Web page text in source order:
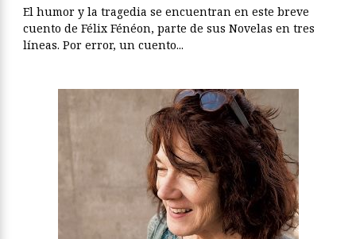
El humor y la tragedia se encuentran en este breve
cuento de Félix Fénéon, parte de sus Novelas en tres
líneas. Por error, un cuento...